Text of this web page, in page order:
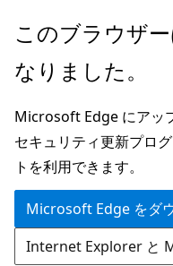
メ
ン
ン
テ
ン
ツ
に
ス
このブラウザ
なりました。
Microsoft Edge にアッ
セキュリティ更新プロ
トを利用できます。
Microsoft Edge をダ
Internet Explorer と